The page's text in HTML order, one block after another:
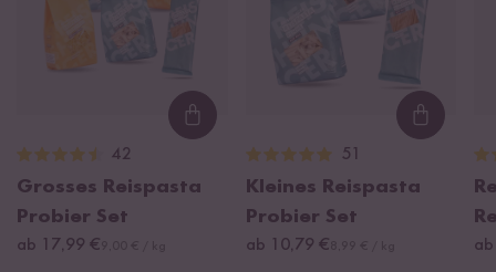
Loading...
42
Grosses Reispasta
Probier Set
ab 17,99 €
51
Kleines Reispasta
Probier Set
ab 10,79 €